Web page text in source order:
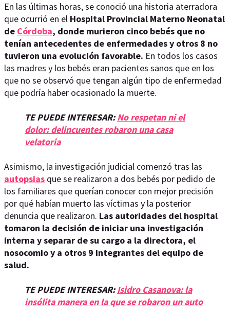
En las últimas horas, se conoció una historia aterradora
que ocurrió en el Hospital Provincial Materno Neonatal
de Córdoba, donde murieron cinco bebés que no
tenían antecedentes de enfermedades y otros 8 no
tuvieron una evolución favorable. En todos los casos
las madres y los bebés eran pacientes sanos que en los
que no se observó que tengan algún tipo de enfermedad
que podría haber ocasionado la muerte.
TE PUEDE INTERESAR:No respetan ni el
dolor: delincuentes robaron una casa
velatoria
Asimismo, la investigación judicial comenzó tras las
autopsias que se realizaron a dos bebés por pedido de
los familiares que querían conocer con mejor precisión
por qué habían muerto las víctimas y la posterior
denuncia que realizaron. Las autoridades del hospital
tomaron la decisión de iniciar una investigación
interna y separar de su cargo a la directora, el
nosocomio y a otros 9 integrantes del equipo de
salud.
TE PUEDE INTERESAR:Isidro Casanova: la
insólita manera en la que se robaron un auto